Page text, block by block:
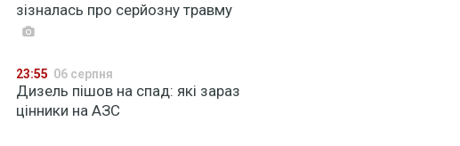
зізналась про серйозну травму
23:55 06 серпня
Дизель пішов на спад: які зараз
цінники на АЗС